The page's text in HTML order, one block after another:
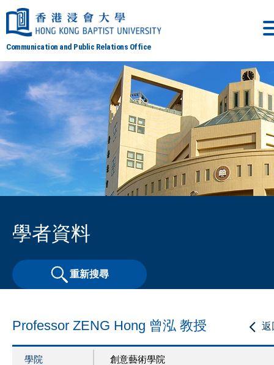
Communication and Public Relations Office
學者資料
重新搜尋
返
Professor ZENG Hong 曾泓 教授
學院 創意藝術學院